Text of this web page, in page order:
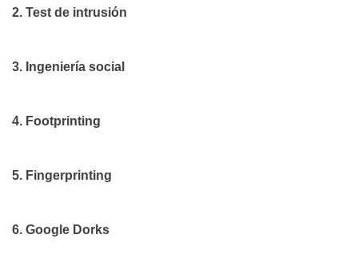
2. Test de intrusión
3. Ingeniería social
4. Footprinting
5. Fingerprinting
6. Google Dorks